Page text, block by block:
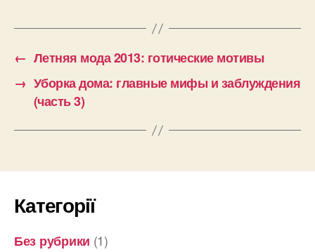
← Летняя мода 2013: готические мотивы
→ Уборка дома: главные мифы и заблуждения
(часть 3)
Категорії
Без рубрики (1)